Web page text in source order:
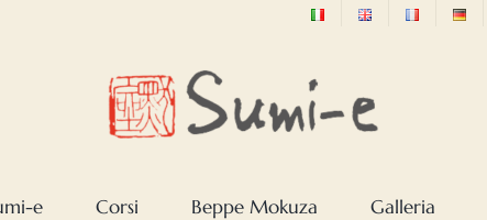
e Corsi Beppe Mokuza Galleria